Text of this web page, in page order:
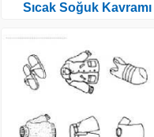
Sıcak Soğuk Kavramı